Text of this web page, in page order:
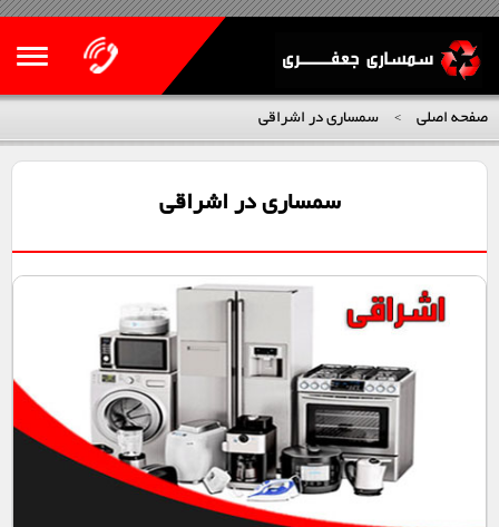
صفحه اصلی > سمساری در اشراقی
سمساری در اشراقی